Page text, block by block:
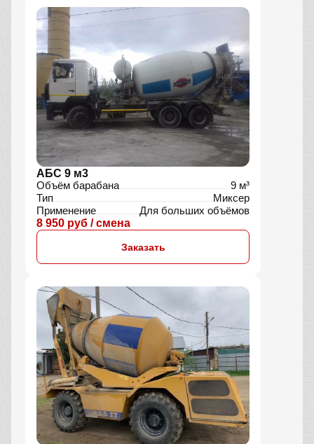
АБС 9 м3
Объём барабана
9 м³
Тип
Миксер
Применение
Для больших объёмов
8 950 руб / смена
Заказать